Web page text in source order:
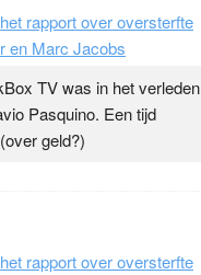
rapport over oversterfte
en Marc Jacobs
TV was in het verleden
Pasquino. Een tijd
geld?)
rapport over oversterfte